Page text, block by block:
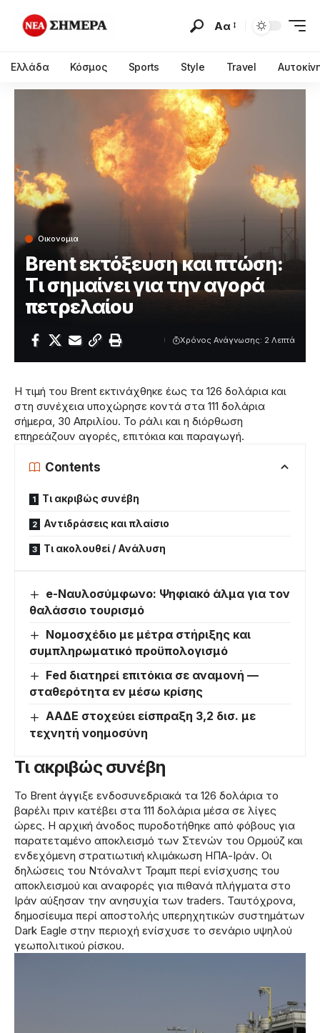
Αα
Ελλάδα Κόσμος Sports Style Travel
Οικονομια
Brent εκτόξευση και πτώση:
Τι σημαίνει για την αγορά
πετρελαίου
Χρόνος Ανάγνωσης: 2 Λεπτά
Η τιμή του Brent εκτινάχθηκε έως τα 126 δολάρια και
στη συνέχεια υποχώρησε κοντά στα 111 δολάρια
σήμερα, 30 Απριλίου. Το ράλι και η διόρθωση
επηρεάζουν αγορές, επιτόκια και παραγωγή.
Contents
Τι ακριβώς συνέβη
Αντιδράσεις και πλαίσιο
Τι ακολουθεί / Ανάλυση
e-Ναυλοσύμφωνο: Ψηφιακό άλμα για τον
θαλάσσιο τουρισμό
Νομοσχέδιο με μέτρα στήριξης και
συμπληρωματικό προϋπολογισμό
Fed διατηρεί επιτόκια σε αναμονή —
σταθερότητα εν μέσω κρίσης
ΑΑΔΕ στοχεύει είσπραξη 3,2 δισ. με
τεχνητή νοημοσύνη
Τι ακριβώς συνέβη
Το Brent άγγιξε ενδοσυνεδριακά τα 126 δολάρια το
βαρέλι πριν κατέβει στα 111 δολάρια μέσα σε λίγες
ώρες. Η αρχική άνοδος πυροδοτήθηκε από φόβους για
παρατεταμένο αποκλεισμό των Στενών του Ορμούζ και
ενδεχόμενη στρατιωτική κλιμάκωση ΗΠΑ-Ιράν. Οι
δηλώσεις του Ντόναλντ Τραμπ περί ενίσχυσης του
αποκλεισμού και αναφορές για πιθανά πλήγματα στο
Ιράν αύξησαν την ανησυχία των traders. Ταυτόχρονα,
δημοσίευμα περί αποστολής υπερηχητικών συστημάτων
Dark Eagle στην περιοχή ενίσχυσε το σενάριο υψηλού
γεωπολιτικού ρίσκου.